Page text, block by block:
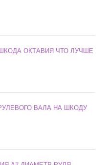
ОКТАВИЯ ЧТО ЛУЧШЕ
ВАЛА НА ШКОДУ